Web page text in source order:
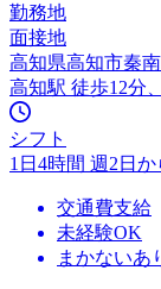
勤務地
面接地
高知県高知市秦
高知駅 徒歩12分
シフト
1日4時間 週2日
交通費支給
未経験OK
まかないあ